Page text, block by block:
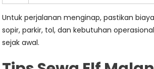
Untuk perjalanan menginap, pastikan
sopir, parkir, tol, dan kebutuhan
sejak awal.